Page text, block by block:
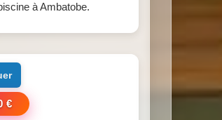
à Ambatobe.
€